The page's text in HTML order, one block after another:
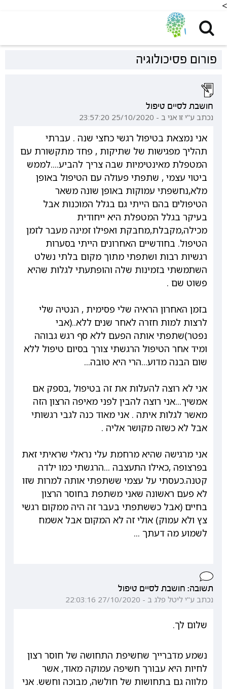
<
פורום פסיכולוגיה
חושבת לסיים טיפול
נכתב ע"י זו אני ב - 25/10/2020 23:57:20
אני נמצאת בטיפול רגשי כחצי שנה . עברתי
תהליך מפגישות של שתיקות , פחד מתקשורת עם
המטפלת מאינטימיות שבה צריך להביע....לממש
ביטוי עצמי , שתפתי פעולה עם הטיפול באופן
מלא,נחשפתי עמוקות באופן שונה משאר
הטיפולים בהם הייתי גם בגלל המוכנות אבל
בעיקר בגלל המטפלת היא ייחודית
מכילה,מקבלת,מחבקת ואפילו זמינה מעבר לזמן
הטיפול. בחודשיים האחרונים הייתי בסערות
רגשיות רבות ושתפתי מתוך מקום בלתי נשלט
השתמשתי בזמינות שלה והופתעתי לגלות שהיא
פשוט שם .
בזמן האחרון הראיה שלי פסימית , הנטיה שלי
לרצות למות חזרה לאחר שנים ללא..(אבי
נפטר)שתפתי אותה הפעם ללא סף רגש גבוהה
ומיד אחר הטיפול הרגשתי צורך בסיום טיפול ללא
שום הבנה מדוע...הרי היא טובה...
אני לא רוצה להעלות את זה בטיפול ,בספק אם
אמשיך...אני רוצה להבין לפני מאיפה הרצון הזה
מאשר לגלות איתה . אני מאוד כנה לגבי רגשותי
אבל לא כשזה מקושר אליה .
אני מרגישה שהיא מרחמת עלי נראלי שראיתי זאת
בפרצופה ,כאילו התעצבה ...הרגשתי כמו ילדה
קטנה.כעסתי על עצמי ששתפתי אותה למרות שזו
לא פעם ראשונה שאני משתפת בחוסר הרצון
בחיים (אבל כששתפתי בעבר זה היה ממקום רגשי
צץ ולא עמוק) אולי זה לא המקום אבל אשמח
לשמוע מה דעתך ...
תשובה: חושבת לסיים טיפול
נכתב ע"י ליטל פלג ב - 27/10/2020 22:03:16
שלום לך.
נשמע מדברייך שחשיפת התחושה של חוסר רצון
לחיות היא עבורך חשיפה עמוקה מאוד, אשר
מלווה גם בתחושות של חולשה, מבוכה וחשש. אני